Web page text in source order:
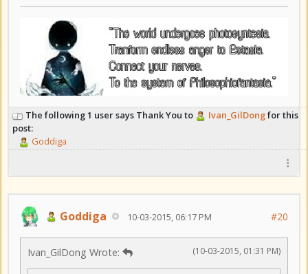
The following 1 user says Thank You to Ivan_GilDongfor this
post:
Goddiga
Goddiga 10-03-2015, 06:17 PM #20
(10-03-2015, 01:31 PM)
Ivan_GilDong Wrote: